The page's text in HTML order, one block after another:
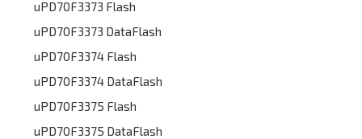
uPD70F3373 Flash
uPD70F3373 DataFlash
uPD70F3374 Flash
uPD70F3374 DataFlash
uPD70F3375 Flash
uPD70F3375 DataFlash